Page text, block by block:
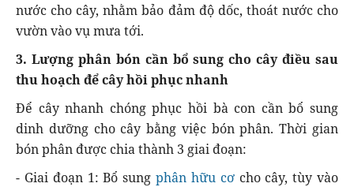
nước cho cây, nhằm bảo đảm độ dốc, thoát nước cho
vườn vào vụ mưa tới.
3. Lượng phân bón cần bổ sung cho cây điều sau
thu hoạch để cây hồi phục nhanh
Để cây nhanh chóng phục hồi bà con cần bổ sung
dinh dưỡng cho cây bằng việc bón phân. Thời gian
bón phân được chia thành 3 giai đoạn:
- Giai đoạn 1: Bổ sung phân hữu cơcho cây, tùy vào